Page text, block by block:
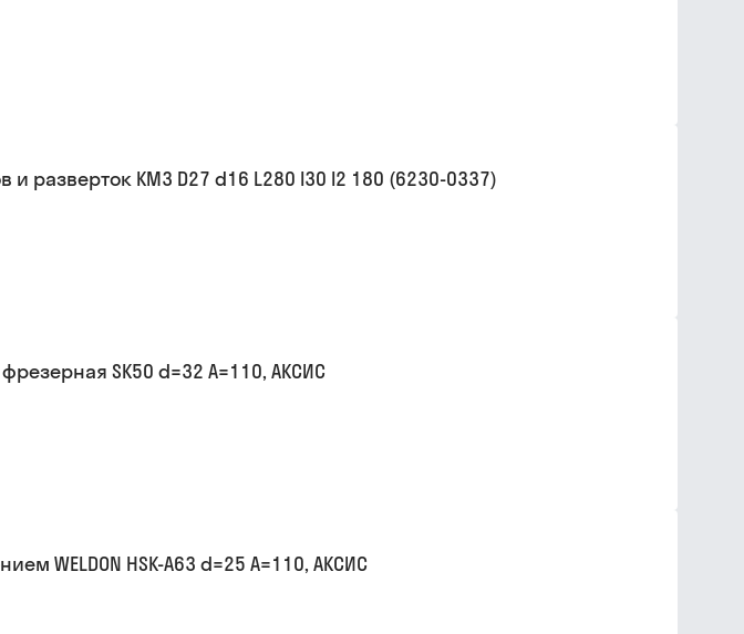
разверток КМ3 D27 d16 L280 l30 l2 180 (6230-0337)
SK50 d=32 A=110, АКСИС
WELDON HSK-A63 d=25 A=110, АКСИС